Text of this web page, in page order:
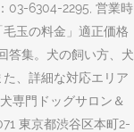
03-6304-2295, 営業時
玉の料金」適正価格
答集。犬の飼い方、犬
、詳細な対応エリア
専門ドッグサロン＆
東京都渋谷区本町2-